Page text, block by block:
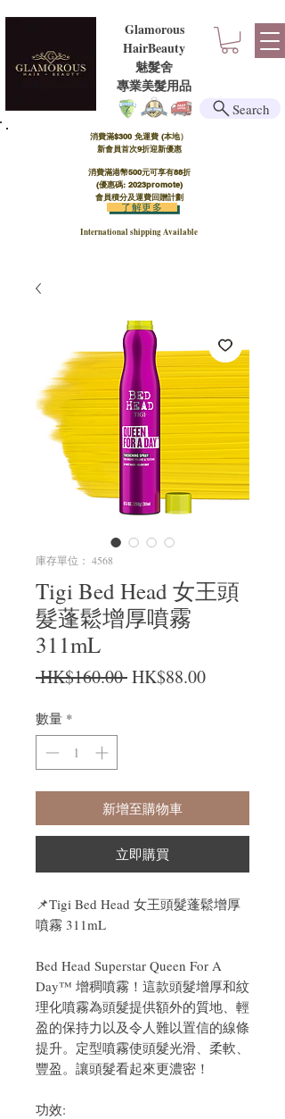
Glamorous
HairBeauty
魅髮舍
​​專業美髮用品
消費滿$300 免運費 (本地）​
新會員首次9折迎新優惠
消費滿港幣500元可享有88折
(優惠碼: 2023promote)
會員積分及運費回贈計劃
International shipping Available
了解更多
Search
庫存單位： 4568
Tigi Bed Head 女王頭
髮蓬鬆增厚噴霧
311mL
HK$160.00 一般價格
HK$88.00促銷價格
數量 *
新增至購物車
立即購買
📌Tigi Bed Head 女王頭髮蓬鬆增厚
噴霧 311mL
Bed Head Superstar Queen For A
Day™ 增稠噴霧！這款頭髮增厚和紋
理化噴霧為頭髮提供額外的質地、輕
盈的保持力以及令人難以置信的線條
提升。定型噴霧使頭髮光滑、柔軟、
豐盈。讓頭髮看起來更濃密！
功效: